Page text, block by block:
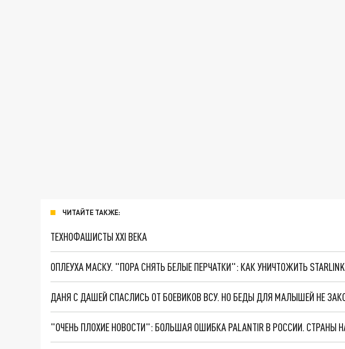
ЧИТАЙТЕ ТАКЖЕ:
ТЕХНОФАШИСТЫ XXI ВЕКА
ОПЛЕУХА МАСКУ. "ПОРА СНЯТЬ БЕЛЫЕ ПЕРЧАТКИ": КАК УНИЧТОЖИТЬ STARLINK
ДАНЯ С ДАШЕЙ СПАСЛИСЬ ОТ БОЕВИКОВ ВСУ. НО БЕДЫ ДЛЯ МАЛЫШЕЙ НЕ